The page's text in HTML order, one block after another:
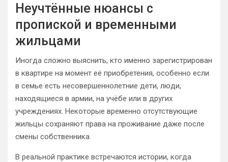
Неучтённые нюансы с
пропиской и временными
жильцами
Иногда сложно выяснить, кто именно зарегистрирован
в квартире на момент её приобретения, особенно если
в семье есть несовершеннолетние дети, люди,
находящиеся в армии, на учёбе или в других
учреждениях. Некоторые временно отсутствующие
жильцы сохраняют права на проживание даже после
смены собственника.
В реальной практике встречаются истории, когда